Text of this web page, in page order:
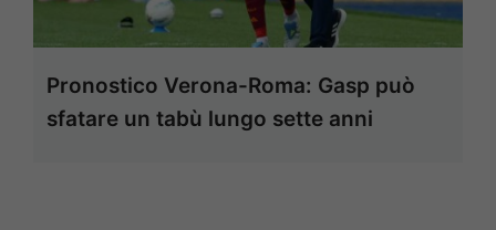
Pronostico Verona-Roma: Gasp può
sfatare un tabù lungo sette anni